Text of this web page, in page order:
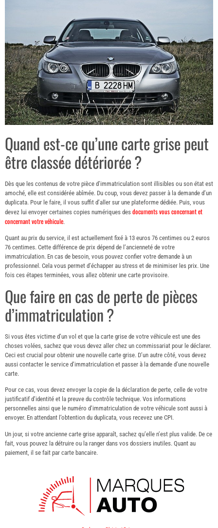
Quand est-ce qu’une carte grise peut
être classée détériorée ?
Dès que les contenus de votre pièce d’immatriculation sont illisibles ou son état est
amoché, elle est considérée abîmée. Du coup, vous devez passer à la demande d’un
duplicata. Pour le faire, il vous suffit d’aller sur une plateforme dédiée. Puis, vous
devez lui envoyer certaines copies numériques des documents vous concernant et
concernant votre véhicule.
Quant au prix du service, il est actuellement fixé à 13 euros 76 centimes ou 2 euros
76 centimes. Cette différence de prix dépend de l’ancienneté de votre
immatriculation. En cas de besoin, vous pouvez confier votre demande à un
professionnel. Cela vous permet d’échapper au stress et de minimiser les prix. Une
fois ces étapes terminées, vous allez obtenir une carte provisoire.
Que faire en cas de perte de pièces
d’immatriculation ?
Si vous êtes victime d’un vol et que la carte grise de votre véhicule est une des
choses volées, sachez que vous devez aller chez un commissariat pour le déclarer.
Ceci est crucial pour obtenir une nouvelle carte grise. D’un autre côté, vous devez
aussi contacter le service d’immatriculation et passer à la demande d’une nouvelle
carte.
Pour ce cas, vous devez envoyer la copie de la déclaration de perte, celle de votre
justificatif d’identité et la preuve du contrôle technique. Vos informations
personnelles ainsi que le numéro d’immatriculation de votre véhicule sont aussi à
envoyer. En attendant l’obtention du duplicata, vous recevez une CPI.
Un jour, si votre ancienne carte grise apparaît, sachez qu’elle n’est plus valide. De ce
fait, vous pouvez la détruire ou la ranger dans vos dossiers inutiles. Quant au
paiement, il se fait par carte bancaire.